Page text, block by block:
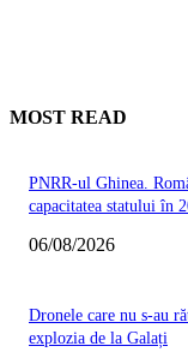
MOST READ
PNRR-ul Ghinea.
capacitatea statului în
06/08/2026
Dronele care nu s-au
explozia de la Galați